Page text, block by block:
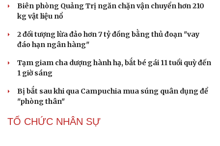
Biên phòng Quảng Trị ngăn chặn vận chuyển hơn 210
kg vật liệu nổ
2 đối tượng lừa đảo hơn 7 tỷ đồng bằng thủ đoạn "vay
đáo hạn ngân hàng"
Tạm giam cha dượng hành hạ, bắt bé gái 11 tuổi quỳ đến
1 giờ sáng
Bị bắt sau khi qua Campuchia mua súng quân dụng để
"phòng thân"
TỔ CHỨC NHÂN SỰ